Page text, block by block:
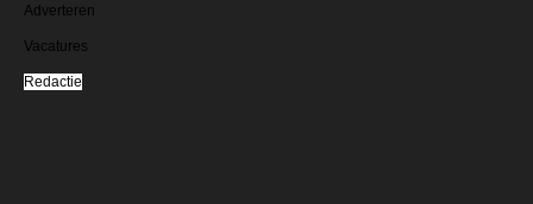
Adverteren
Vacatures
Redactie